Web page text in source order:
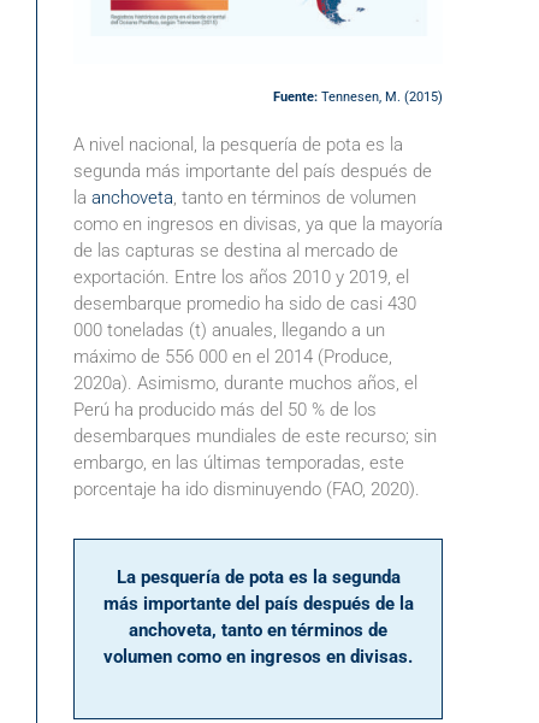
Fuente: Tennesen, M. (2015)
A nivel nacional, la pesquería de pota es la
segunda más importante del país después de
la anchoveta, tanto en términos de volumen
como en ingresos en divisas, ya que la mayoría
de las capturas se destina al mercado de
exportación. Entre los años 2010 y 2019, el
desembarque promedio ha sido de casi 430
000 toneladas (t) anuales, llegando a un
máximo de 556 000 en el 2014 (Produce,
2020a). Asimismo, durante muchos años, el
Perú ha producido más del 50 % de los
desembarques mundiales de este recurso; sin
embargo, en las últimas temporadas, este
porcentaje ha ido disminuyendo (FAO, 2020).
La pesquería de pota es la segunda
más importante del país después de la
anchoveta, tanto en términos de
volumen como en ingresos en divisas.